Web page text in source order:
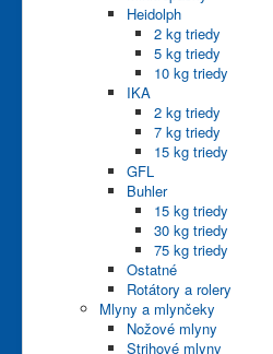
Heidolph
2 kg triedy
5 kg triedy
10 kg triedy
IKA
2 kg triedy
7 kg triedy
15 kg triedy
GFL
Buhler
15 kg triedy
30 kg triedy
75 kg triedy
Ostatné
Rotátory a rolery
Mlyny a mlynčeky
Nožové mlyny
Strihové mlyny